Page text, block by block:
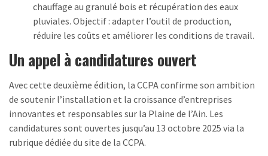
chauffage au granulé bois et récupération des eaux
pluviales. Objectif : adapter l’outil de production,
réduire les coûts et améliorer les conditions de travail.
Un appel à candidatures ouvert
Avec cette deuxième édition, la CCPA confirme son ambition
de soutenir l’installation et la croissance d’entreprises
innovantes et responsables sur la Plaine de l’Ain. Les
candidatures sont ouvertes jusqu’au 13 octobre 2025 via la
rubrique dédiée du site de la CCPA.